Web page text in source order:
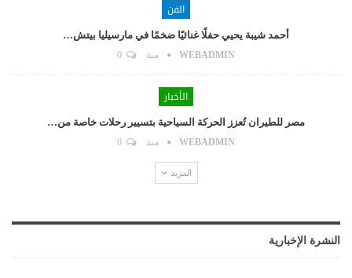
الفن
أحمد شيبة يحيي حفلًا غنائيًا ضخمًا في مارسيليا بيتش…
WEBADMIN منذ
الأخبار
مصر للطيران تُعزز الحركة السياحية بتسيير رحلات خاصة من…
WEBADMIN منذ
المزيد
النشرة الإخبارية